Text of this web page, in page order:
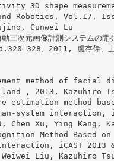
3D shape
Robotics, Vol.17,
Cunwei Lu
三次元画像計測システムの開
328、2011, 盧存偉、上
method of facial
, 2013, Kazuhiro
estimation method
system interaction,
Chen Xu, Ying Kang,
Method Based
iCAST 2013
Liu, Kazuhiro